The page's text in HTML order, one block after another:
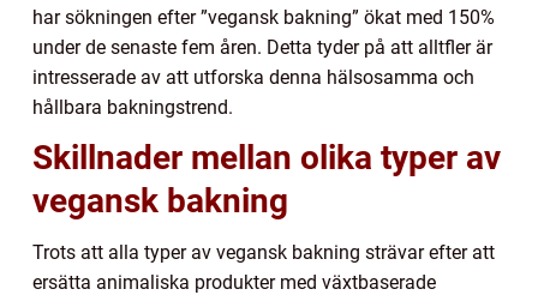
har sökningen efter ”vegansk bakning” ökat med 150%
under de senaste fem åren. Detta tyder på att alltfler är
intresserade av att utforska denna hälsosamma och
hållbara bakningstrend.
Skillnader mellan olika typer av
vegansk bakning
Trots att alla typer av vegansk bakning strävar efter att
ersätta animaliska produkter med växtbaserade